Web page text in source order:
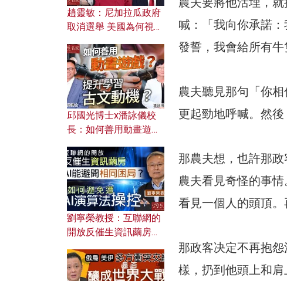
喊：「我向你承諾
發誓，我會給所有牛
農夫聽見那句「你
更起勁地呼喊。然後
那農夫想，也許那
農夫看見奇怪的事
看見一個人的頭頂
那政客决定不再抱
樣，扔到他頭上和
趙靈敏：尼加拉瓜政府
取消選舉 美國為何視若
加是如何養成的？
邱國光博士x潘詠儀校
長：如何善用動畫遊戲
劉寧榮教授：互聯網的
開放反催生資訊繭房，
何避免遭AI演算法操
控？